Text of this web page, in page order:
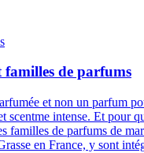
familles de parfums
et non un parfum
scentme intense. Et pour
familles de parfums de
en France, y sont